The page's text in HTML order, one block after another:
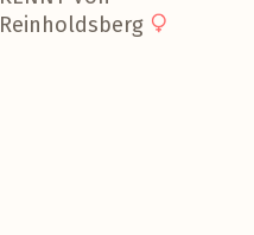
Reinholdsberg